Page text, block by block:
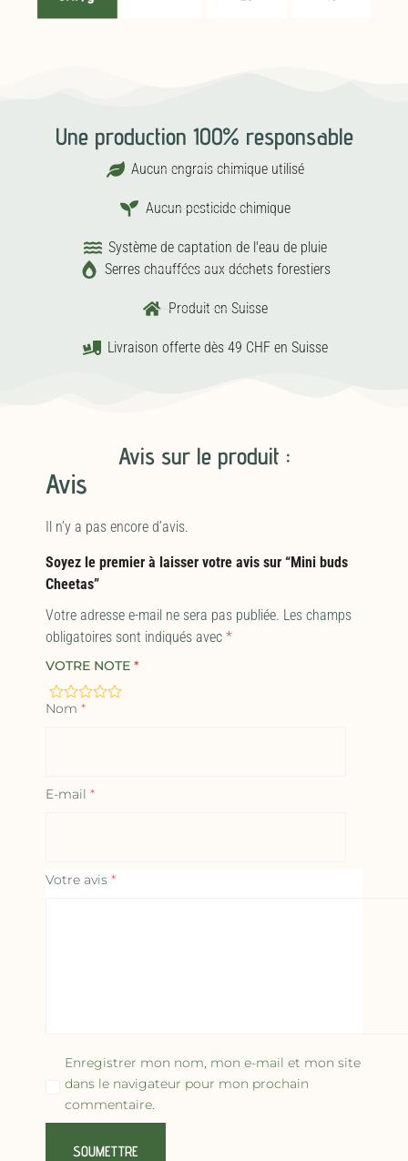
Une production 100% responsable
Aucun engrais chimique utilisé
Aucun pesticide chimique
Système de captation de l'eau de pluie
Serres chauffées aux déchets forestiers
Produit en Suisse
Livraison offerte dès 49 CHF en Suisse
Avis sur le produit :
Avis
Il n’y a pas encore d’avis.
Soyez le premier à laisser votre avis sur “Mini buds
Cheetas”
Votre adresse e-mail ne sera pas publiée. Les champs
obligatoires sont indiqués avec *
VOTRE NOTE *
Nom *
E-mail *
Votre avis *
Enregistrer mon nom, mon e-mail et mon site
dans le navigateur pour mon prochain
commentaire.
SOUMETTRE